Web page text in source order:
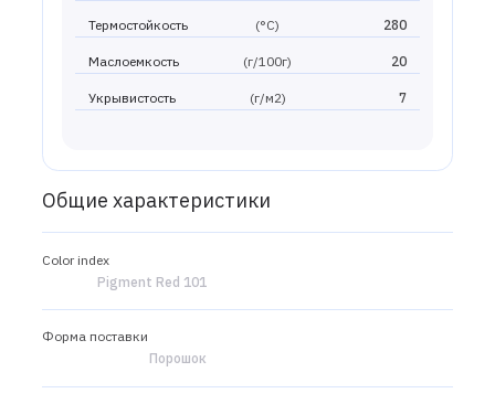
Термостойкость (°С) 280
Маслоемкость (г/100г) 20
Укрывистость (г/м2) 7
Общие характеристики
Color index
Pigment Red 101
Форма поставки
Порошок